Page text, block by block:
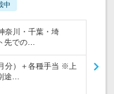
中
奈川・千葉・埼
先での…
分）＋各種手当 ※上
途…